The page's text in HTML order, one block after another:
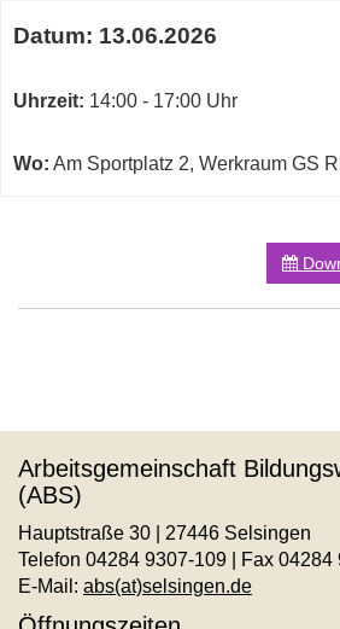
von
Rhade
neuem
zum
Kurs
Datum: 13.06.2026
Uhrzeit: 14:00 - 17:00 Uhr
Wo: Am Sportplatz 2, Werkraum GS
Arbeitsgemeinschaft
(ABS)
Hauptstraße 30 | 27446 Selsingen
Telefon 04284 9307-109 | Fax 04284
E-Mail: abs(at)selsingen.de